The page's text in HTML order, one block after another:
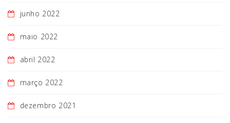
junho 2022
maio 2022
abril 2022
março 2022
dezembro 2021